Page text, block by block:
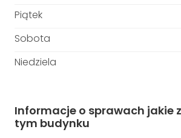
Piątek
Sobota
Niedziela
Informacje o sprawach jakie
tym budynku